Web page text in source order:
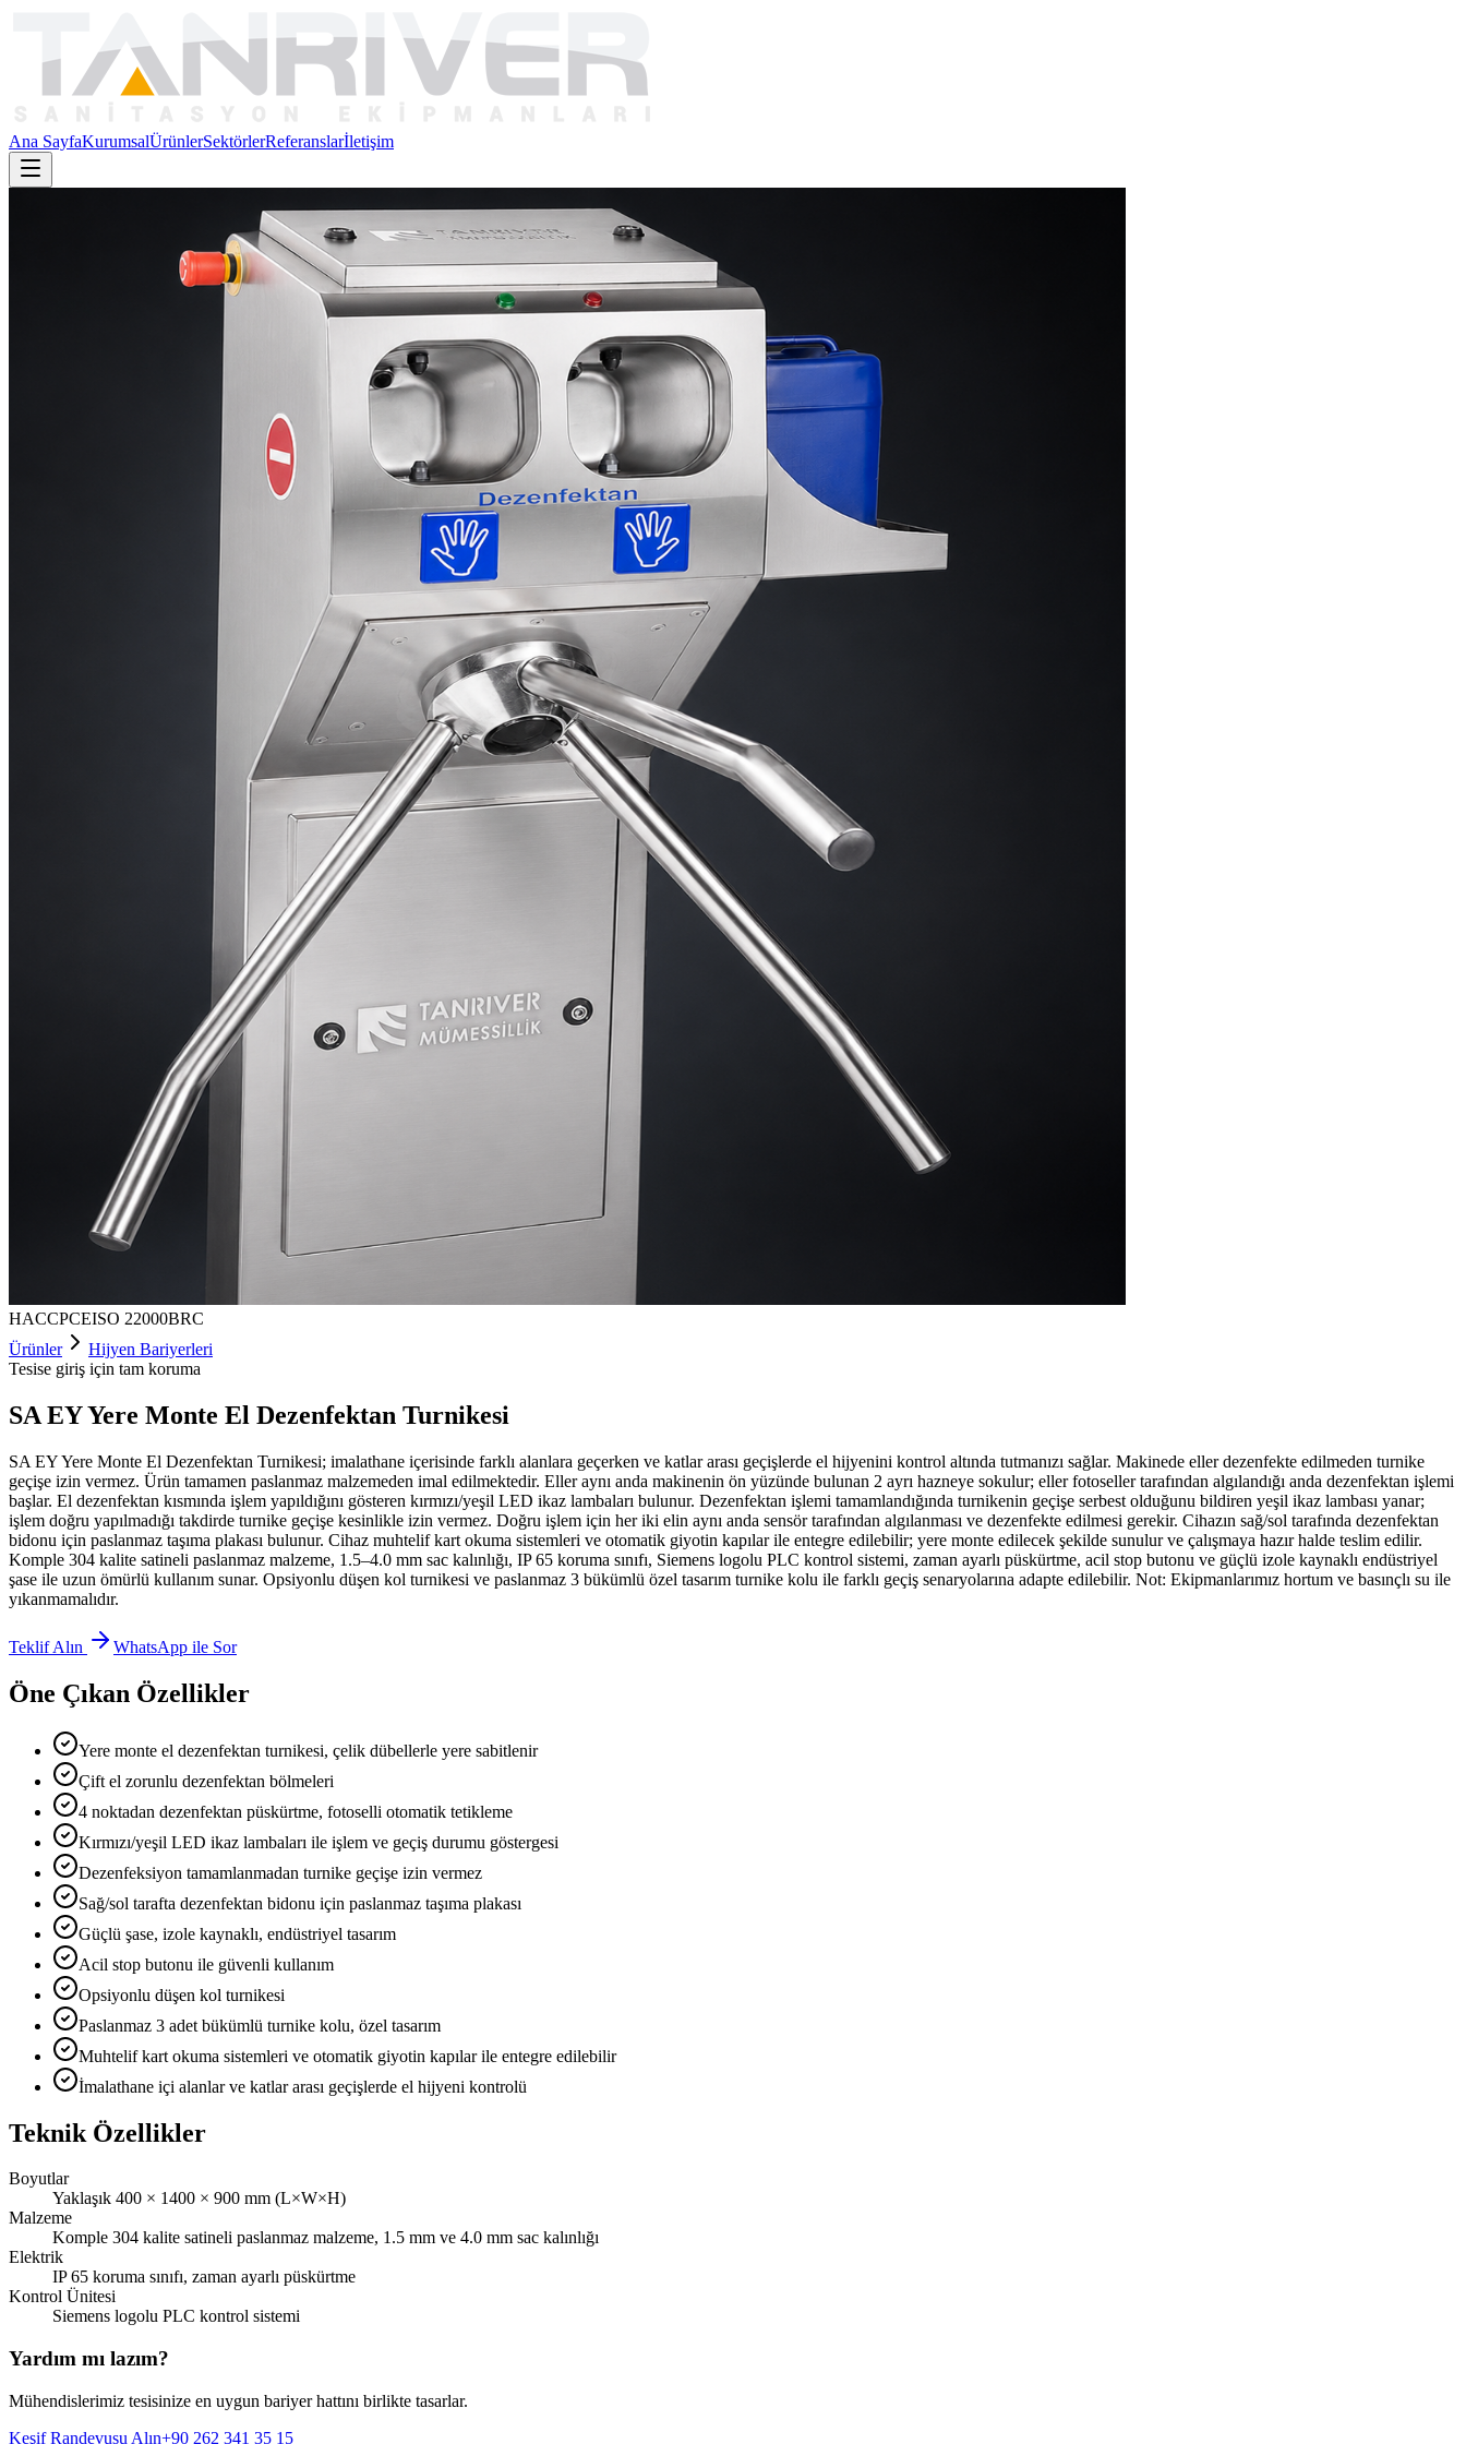
Ana SayfaKurumsalÜrünlerSektörlerReferanslarİletişim
HACCPCEISO 22000BRC
Ürünler
Hijyen Bariyerleri
Tesise giriş için tam koruma
SA EY Yere Monte El Dezenfektan Turnikesi
SA EY Yere Monte El Dezenfektan Turnikesi; imalathane içerisinde farklı alanlara geçerken ve katlar arası geçişlerde el hijyenini kontrol altında tutmanızı sağlar. Makinede eller dezenfekte edilmeden turnike
geçişe izin vermez. Ürün tamamen paslanmaz malzemeden imal edilmektedir. Eller aynı anda makinenin ön yüzünde bulunan 2 ayrı hazneye sokulur; eller fotoseller tarafından algılandığı anda dezenfektan işlemi
başlar. El dezenfektan kısmında işlem yapıldığını gösteren kırmızı/yeşil LED ikaz lambaları bulunur. Dezenfektan işlemi tamamlandığında turnikenin geçişe serbest olduğunu bildiren yeşil ikaz lambası yanar;
işlem doğru yapılmadığı takdirde turnike geçişe kesinlikle izin vermez. Doğru işlem için her iki elin aynı anda sensör tarafından algılanması ve dezenfekte edilmesi gerekir. Cihazın sağ/sol tarafında dezenfektan
bidonu için paslanmaz taşıma plakası bulunur. Cihaz muhtelif kart okuma sistemleri ve otomatik giyotin kapılar ile entegre edilebilir; yere monte edilecek şekilde sunulur ve çalışmaya hazır halde teslim edilir.
Komple 304 kalite satineli paslanmaz malzeme, 1.5–4.0 mm sac kalınlığı, IP 65 koruma sınıfı, Siemens logolu PLC kontrol sistemi, zaman ayarlı püskürtme, acil stop butonu ve güçlü izole kaynaklı endüstriyel
şase ile uzun ömürlü kullanım sunar. Opsiyonlu düşen kol turnikesi ve paslanmaz 3 bükümlü özel tasarım turnike kolu ile farklı geçiş senaryolarına adapte edilebilir. Not: Ekipmanlarımız hortum ve basınçlı su ile
yıkanmamalıdır.
Teklif Alın WhatsApp ile Sor
Öne Çıkan Özellikler
Yere monte el dezenfektan turnikesi, çelik dübellerle yere sabitlenir
Çift el zorunlu dezenfektan bölmeleri
4 noktadan dezenfektan püskürtme, fotoselli otomatik tetikleme
Kırmızı/yeşil LED ikaz lambaları ile işlem ve geçiş durumu göstergesi
Dezenfeksiyon tamamlanmadan turnike geçişe izin vermez
Sağ/sol tarafta dezenfektan bidonu için paslanmaz taşıma plakası
Güçlü şase, izole kaynaklı, endüstriyel tasarım
Acil stop butonu ile güvenli kullanım
Opsiyonlu düşen kol turnikesi
Paslanmaz 3 adet bükümlü turnike kolu, özel tasarım
Muhtelif kart okuma sistemleri ve otomatik giyotin kapılar ile entegre edilebilir
İmalathane içi alanlar ve katlar arası geçişlerde el hijyeni kontrolü
Teknik Özellikler
Boyutlar
Yaklaşık 400 × 1400 × 900 mm (L×W×H)
Malzeme
Komple 304 kalite satineli paslanmaz malzeme, 1.5 mm ve 4.0 mm sac kalınlığı
Elektrik
IP 65 koruma sınıfı, zaman ayarlı püskürtme
Kontrol Ünitesi
Siemens logolu PLC kontrol sistemi
Yardım mı lazım?
Mühendislerimiz tesisinize en uygun bariyer hattını birlikte tasarlar.
Keşif Randevusu Alın+90 262 341 35 15